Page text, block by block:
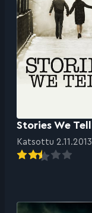
Stories We Tell
Katsottu 2.11.2013